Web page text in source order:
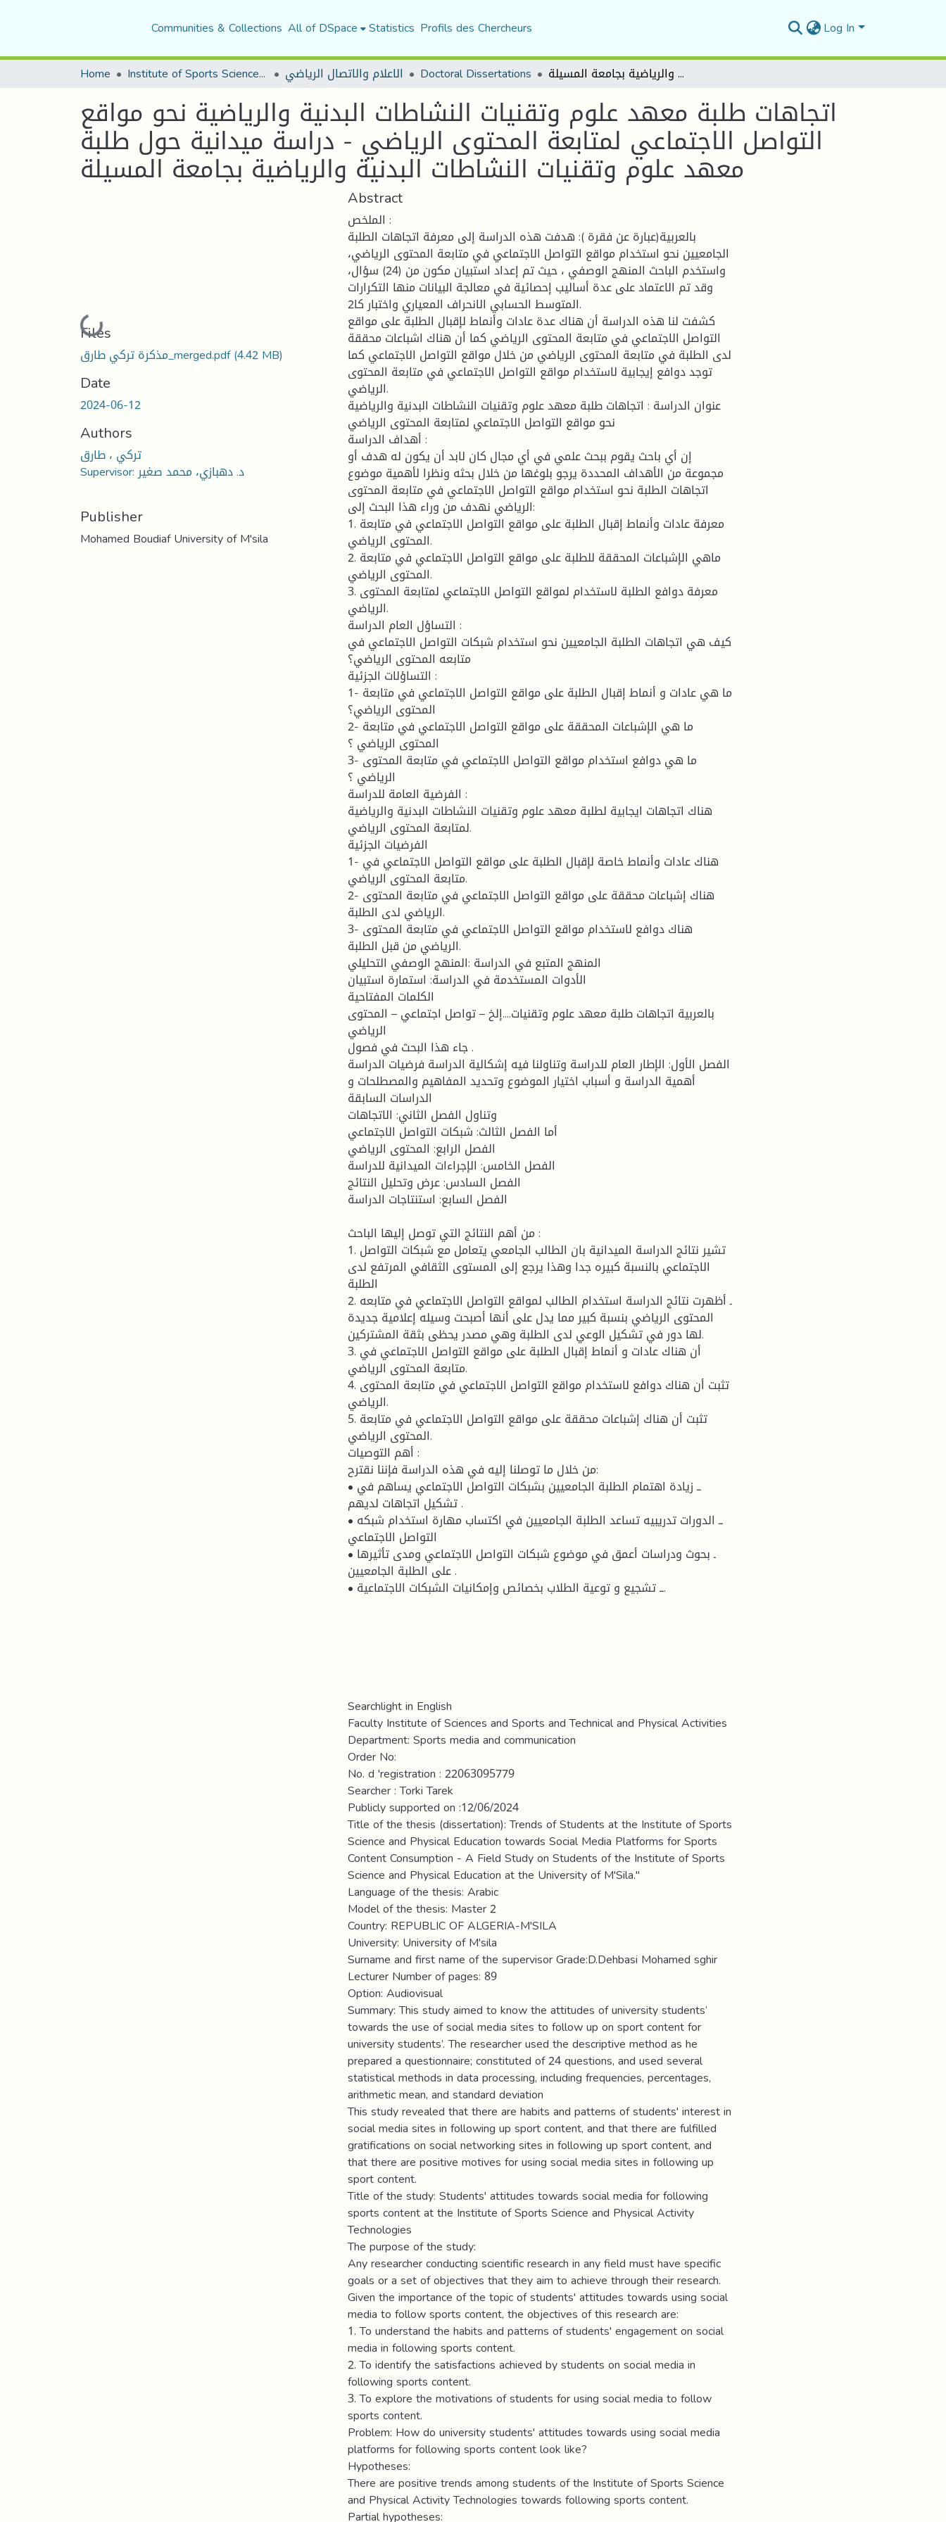
Communities & Collections All of DSpace Statistics Profils des Chercheurs Log In
Home Institute of Sports Sciences and Techniques الاعلام والاتصال الرياضي Doctoral Dissertations اتجاهات طلبة معهد علوم وتقنيات النشاطات البدنية والرياضية نحو مواقع التواصل الاجتماعي لمتابعة المحتوى الرياضي - دراسة ميدانية حول طلبة معهد علوم وتقنيات النشاطات البدنية والرياضية بجامعة المسيلة
اتجاهات طلبة معهد علوم وتقنيات النشاطات البدنية والرياضية نحو مواقع
التواصل الاجتماعي لمتابعة المحتوى الرياضي - دراسة ميدانية حول طلبة
معهد علوم وتقنيات النشاطات البدنية والرياضية بجامعة المسيلة
Loading...
Files
مذكرة تركي طارق_merged.pdf(4.42 MB)
Date
2024-06-12
Authors
تركي ، طارق
Supervisor: د. دهبازي، محمد صغير
Publisher
Mohamed Boudiaf University of M'sila
Abstract
الملخص :
بالعربية(عبارة عن فقرة ): هدفت هذه الدراسة إلى معرفة اتجاهات الطلبة
الجامعيين نحو استخدام مواقع التواصل الاجتماعي في متابعة المحتوى الرياضي،
واستخدم الباحث المنهج الوصفي ، حيث تم إعداد استبيان مكون من (24) سؤال،
وقد تم الاعتماد على عدة أساليب إحصائية في معالجة البيانات منها التكرارات
المتوسط الحسابي الانحراف المعياري واختبار كا2.
كشفت لنا هذه الدراسة أن هناك عدة عادات وأنماط لإقبال الطلبة على مواقع
التواصل الاجتماعي في متابعة المحتوى الرياضي كما أن هناك اشباعات محققة
لدى الطلبة في متابعة المحتوى الرياضي من خلال مواقع التواصل الاجتماعي كما
توجد دوافع إيجابية لاستخدام مواقع التواصل الاجتماعي في متابعة المحتوى
الرياضي.
عنوان الدراسة : اتجاهات طلبة معهد علوم وتقنيات النشاطات البدنية والرياضية
نحو مواقع التواصل الاجتماعي لمتابعة المحتوى الرياضي
أهداف الدراسة :
إن أي باحث يقوم ببحث علمي في أي مجال كان لابد أن يكون له هدف أو
مجموعة من الأهداف المحددة يرجو بلوغها من خلال بحثه ونظرا لأهمية موضوع
اتجاهات الطلبة نحو استخدام مواقع التواصل الاجتماعي في متابعة المحتوى
الرياضي نهدف من وراء هذا البحث إلى:
1. معرفة عادات وأنماط إقبال الطلبة على مواقع التواصل الاجتماعي في متابعة
المحتوى الرياضي.
2. ماهي الإشباعات المحققة للطلبة على مواقع التواصل الاجتماعي في متابعة
المحتوى الرياضي.
3. معرفة دوافع الطلبة لاستخدام لمواقع التواصل الاجتماعي لمتابعة المحتوى
الرياضي.
التساؤل العام الدراسة :
كيف هي اتجاهات الطلبة الجامعيين نحو استخدام شبكات التواصل الاجتماعي في
متابعه المحتوى الرياضي؟
التساؤلات الجزئية :
1- ما هي عادات و أنماط إقبال الطلبة على مواقع التواصل الاجتماعي في متابعة
المحتوى الرياضي؟
2- ما هي الإشباعات المحققة على مواقع التواصل الاجتماعي في متابعة
المحتوى الرياضي ؟
3- ما هي دوافع استخدام مواقع التواصل الاجتماعي في متابعة المحتوى
الرياضي ؟
الفرضية العامة للدراسة :
هناك اتجاهات ايجابية لطلبة معهد علوم وتقنيات النشاطات البدنية والرياضية
لمتابعة المحتوى الرياضي.
الفرضيات الجزئية
1- هناك عادات وأنماط خاصة لإقبال الطلبة على مواقع التواصل الاجتماعي في
متابعة المحتوى الرياضي.
2- هناك إشباعات محققة على مواقع التواصل الاجتماعي في متابعة المحتوى
الرياضي لدى الطلبة.
3- هناك دوافع لاستخدام مواقع التواصل الاجتماعي في متابعة المحتوى
الرياضي من قبل الطلبة.
المنهج المتبع في الدراسة :المنهج الوصفي التحليلي
الأدوات المستخدمة في الدراسة: استمارة استبيان
الكلمات المفتاحية
بالعربية اتجاهات طلبة معهد علوم وتقنيات....إلخ – تواصل اجتماعي – المحتوى
الرياضي
جاء هذا البحث في فصول .
الفصل الأول: الإطار العام للدراسة وتناولنا فيه إشكالية الدراسة فرضيات الدراسة
أهمية الدراسة و أسباب اختيار الموضوع وتحديد المفاهيم والمصطلحات و
الدراسات السابقة
وتناول الفصل الثاني: الاتجاهات
أما الفصل الثالث: شبكات التواصل الاجتماعي
الفصل الرابع: المحتوى الرياضي
الفصل الخامس: الإجراءات الميدانية للدراسة
الفصل السادس: عرض وتحليل النتائج
الفصل السابع: استنتاجات الدراسة
من أهم النتائج التي توصل إليها الباحث :
1. تشير نتائج الدراسة الميدانية بان الطالب الجامعي يتعامل مع شبكات التواصل
الاجتماعي بالنسبة كبيره جدا وهذا يرجع إلى المستوى الثقافي المرتفع لدى
الطلبة
2. ـ أظهرت نتائج الدراسة استخدام الطالب لمواقع التواصل الاجتماعي في متابعه
المحتوى الرياضي بنسبة كبير مما يدل على أنها أصبحت وسيله إعلامية جديدة
لها دور في تشكيل الوعي لدى الطلبة وهي مصدر يحظى بثقة المشتركين.
3. أن هناك عادات و أنماط إقبال الطلبة على مواقع التواصل الاجتماعي في
متابعة المحتوى الرياضي.
4. تثبت أن هناك دوافع لاستخدام مواقع التواصل الاجتماعي في متابعة المحتوى
الرياضي.
5. تثبت أن هناك إشباعات محققة على مواقع التواصل الاجتماعي في متابعة
المحتوى الرياضي.
أهم التوصيات :
من خلال ما توصلنا إليه في هذه الدراسة فإننا نقترح:
• ــ زيادة اهتمام الطلبة الجامعيين بشبكات التواصل الاجتماعي يساهم في
تشكيل اتجاهات لديهم .
• ــ الدورات تدريبيه تساعد الطلبة الجامعيين في اكتساب مهارة استخدام شبكه
التواصل الاجتماعي
• ـ بحوث ودراسات أعمق في موضوع شبكات التواصل الاجتماعي ومدى تأثيرها
على الطلبة الجامعيين .
• ــ تشجيع و توعية الطلاب بخصائص وإمكانيات الشبكات الاجتماعية.
Searchlight in English
Faculty Institute of Sciences and Sports and Technical and Physical Activities
Department: Sports media and communication
Order No:
No. d 'registration : 22063095779
Searcher : Torki Tarek
Publicly supported on :12/06/2024
Title of the thesis (dissertation): Trends of Students at the Institute of Sports
Science and Physical Education towards Social Media Platforms for Sports
Content Consumption - A Field Study on Students of the Institute of Sports
Science and Physical Education at the University of M'Sila."
Language of the thesis: Arabic
Model of the thesis: Master 2
Country: REPUBLIC OF ALGERIA-M'SILA
University: University of M'sila
Surname and first name of the supervisor Grade:D.Dehbasi Mohamed sghir
Lecturer Number of pages: 89
Option: Audiovisual
Summary: This study aimed to know the attitudes of university students’
towards the use of social media sites to follow up on sport content for
university students’. The researcher used the descriptive method as he
prepared a questionnaire; constituted of 24 questions, and used several
statistical methods in data processing, including frequencies, percentages,
arithmetic mean, and standard deviation
This study revealed that there are habits and patterns of students' interest in
social media sites in following up sport content, and that there are fulfilled
gratifications on social networking sites in following up sport content, and
that there are positive motives for using social media sites in following up
sport content.
Title of the study: Students' attitudes towards social media for following
sports content at the Institute of Sports Science and Physical Activity
Technologies
The purpose of the study:
Any researcher conducting scientific research in any field must have specific
goals or a set of objectives that they aim to achieve through their research.
Given the importance of the topic of students' attitudes towards using social
media to follow sports content, the objectives of this research are:
1. To understand the habits and patterns of students' engagement on social
media in following sports content.
2. To identify the satisfactions achieved by students on social media in
following sports content.
3. To explore the motivations of students for using social media to follow
sports content.
Problem: How do university students' attitudes towards using social media
platforms for following sports content look like?
Hypotheses:
There are positive trends among students of the Institute of Sports Science
and Physical Activity Technologies towards following sports content.
Partial hypotheses: